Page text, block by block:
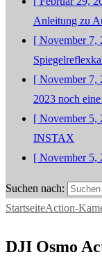
Anleitung zu
[ November 7,
[ November 7,
2023 noch
[ November 5,
INSTAX
[ November 5,
Suchen nach:
StartseiteAction-
DJI Osmo